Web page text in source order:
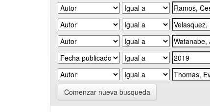
Comenzar nueva busqueda